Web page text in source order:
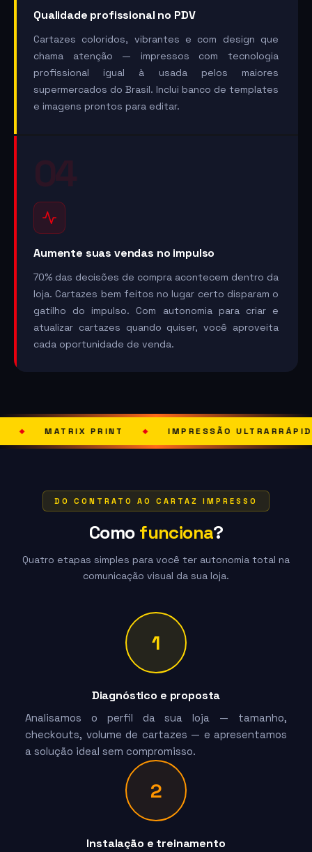
Qualidade profissional no PDV
Cartazes coloridos, vibrantes e com design que
chama atenção — impressos com tecnologia
profissional igual à usada pelos maiores
supermercados do Brasil. Inclui banco de templates
e imagens prontos para editar.
04
Aumente suas vendas no impulso
70% das decisões de compra acontecem dentro da
loja. Cartazes bem feitos no lugar certo disparam o
gatilho do impulso. Com autonomia para criar e
atualizar cartazes quando quiser, você aproveita
cada oportunidade de venda.
PRINT ◆ IMPRESSÃO ULTRARRÁPIDA ◆
DO CONTRATO AO CARTAZ IMPRESSO
Como funciona?
Quatro etapas simples para você ter autonomia total na
comunicação visual da sua loja.
1
Diagnóstico e proposta
Analisamos o perfil da sua loja — tamanho,
checkouts, volume de cartazes — e apresentamos
a solução ideal sem compromisso.
2
Instalação e treinamento